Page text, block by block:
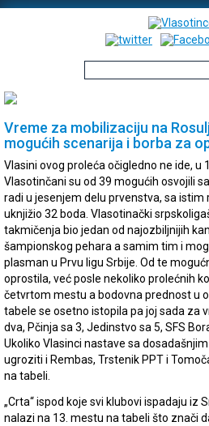
Vreme za mobilizaciju na
mogućih scenarija i borba za
Vlasini ovog proleća očigledno ne ide, u
Vlasotinčani su od 39 mogućih osvojili
radi u jesenjem delu prvenstva, sa istim
uknjižio 32 boda. Vlasotinački
takmičenja bio jedan od najozbiljnijih
šampionskog pehara a samim tim i
plasman u Prvu ligu Srbije. Od te
oprostila, već posle nekoliko prolećnih
četvrtom mestu a bodovna prednost u
tabele se osetno istopila pa joj sada za
dva, Pčinja sa 3, Jedinstvo sa 5, SFS
Ukoliko Vlasinci nastave sa
ugroziti i Rembas, Trstenik PPT i
na tabeli.
„Crta“ ispod koje svi klubovi ispadaju iz
nalazi na 13. mestu na tabeli što znači